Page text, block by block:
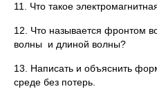
11. Что такое
12. Что называется фронтом
волны и длиной волны?
13. Написать и объяснить
среде без потерь.